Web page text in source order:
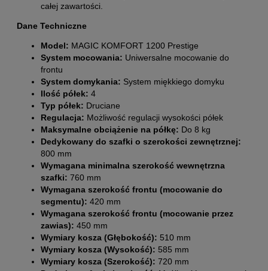
całej zawartości.
Dane Techniczne
Model: MAGIC KOMFORT 1200 Prestige
System mocowania: Uniwersalne mocowanie do
frontu
System domykania: System miękkiego domyku
Ilość półek: 4
Typ półek: Druciane
Regulacja: Możliwość regulacji wysokości półek
Maksymalne obciążenie na półkę: Do 8 kg
Dedykowany do szafki o szerokości zewnętrznej:
800 mm
Wymagana minimalna szerokość wewnętrzna
szafki: 760 mm
Wymagana szerokość frontu (mocowanie do
segmentu): 420 mm
Wymagana szerokość frontu (mocowanie przez
zawias): 450 mm
Wymiary kosza (Głębokość): 510 mm
Wymiary kosza (Wysokość): 585 mm
Wymiary kosza (Szerokość): 720 mm